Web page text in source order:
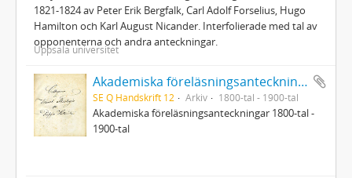
1821-1824 av Peter Erik Bergfalk, Carl Adolf Forselius, Hugo
Hamilton och Karl August Nicander. Interfolierade med tal av
opponenterna och andra anteckningar.
Uppsala universitet
Akademiska föreläsningsanteckningar
SE Q Handskrift 12 Arkiv 1800-tal - 1900-tal
Akademiska föreläsningsanteckningar 1800-tal -
1900-tal